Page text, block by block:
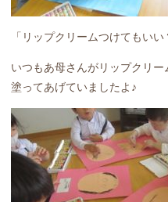
「リップクリームつけてもい
いつもあ母さんがリップクリ
塗ってあげていましたよ♪